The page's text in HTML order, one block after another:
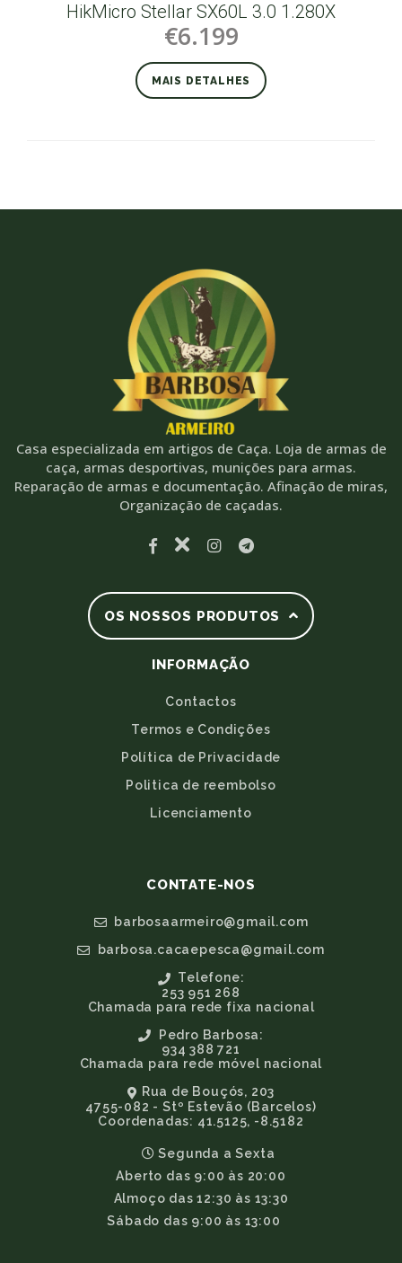
HikMicro Stellar SX60L 3.0 1.280X
€6.199
MAIS DETALHES
Casa especializada em artigos de Caça. Loja de armas de
caça, armas desportivas, munições para armas.
Reparação de armas e documentação. Afinação de miras,
Organização de caçadas.
OS NOSSOS PRODUTOS
INFORMAÇÃO
Contactos
Termos e Condições
Política de Privacidade
Politica de reembolso
Licenciamento
CONTATE-NOS
barbosaarmeiro@gmail.com
barbosa.cacaepesca@gmail.com
Telefone:
253 951 268
Chamada para rede fixa nacional
Pedro Barbosa:
934 388 721
Chamada para rede móvel nacional
Rua de Bouçós, 203
4755-082 - Stº Estevão (Barcelos)
Coordenadas: 41.5125, -8.5182
Segunda a Sexta
Aberto das 9:00 às 20:00
Almoço das 12:30 às 13:30
Sábado das 9:00 às 13:00